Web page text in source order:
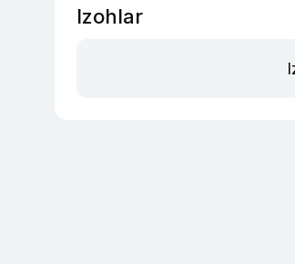
Izohlar